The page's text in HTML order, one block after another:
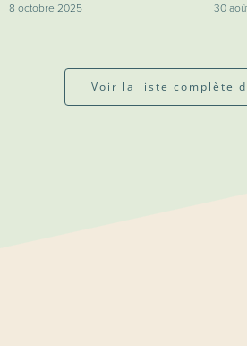
8 octobre 2025 30
Voir la liste complète